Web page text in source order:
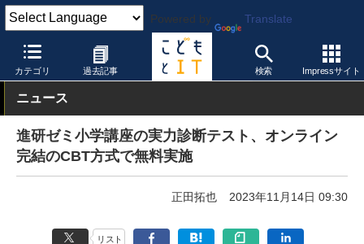
Powered by Translate
カテゴリ 過去記事 検索 Impressサイト
こどもとIT 製品・サービス
ニュース
進研ゼミ小学講座の実力診断テスト、オンライン
完結のCBT方式で無料実施
正田拓也 2023年11月14日 09:30
リスト